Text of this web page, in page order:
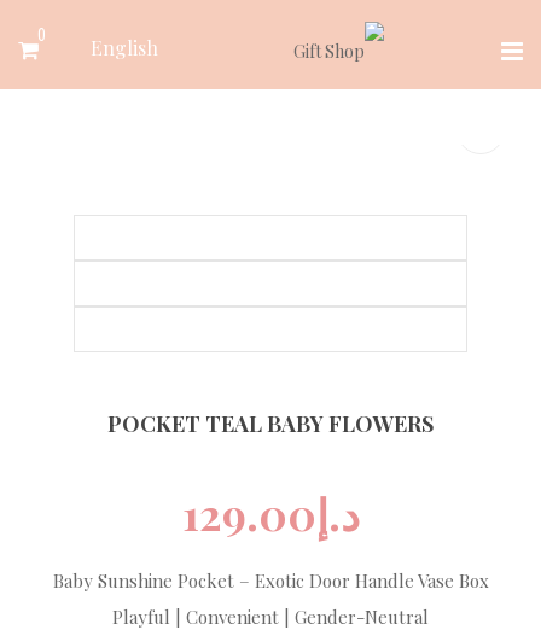
0 English
POCKET TEAL BABY FLOWERS
د.إ129.00
Baby Sunshine Pocket – Exotic Door Handle Vase Box
Playful | Convenient | Gender-Neutral